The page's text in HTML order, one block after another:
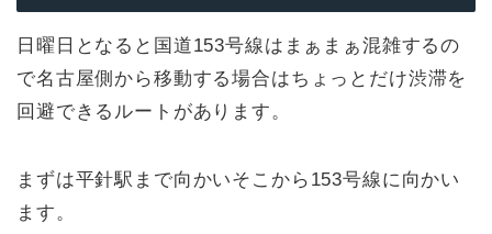
日曜日となると国道153号線はまぁまぁ混雑するの
で名古屋側から移動する場合はちょっとだけ渋滞を
回避できるルートがあります。
まずは平針駅まで向かいそこから153号線に向かい
ます。